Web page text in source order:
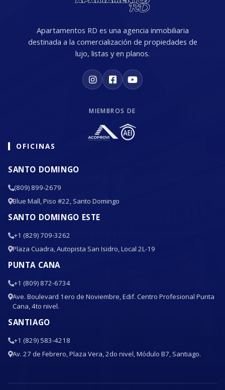
Apartamentos RD es una agencia inmobiliaria
destinada a la comercialización de propiedades de
lujo, listas y en planos.
MIEMBROS DE
OFICINAS
SANTO DOMINGO
(809) 899-2679
Blue Mall, Piso #22, Santo Domingo
SANTO DOMINGO ESTE
+1 (829) 709-3262
Plaza Cuadra, Autopista San Isidro, Local 2L-19
PUNTA CANA
+1 (809) 872-6734
Ave. Boulevard 1ero de Noviembre, Edif. Centro Profesional Punta
Cana, 4to nivel.
SANTIAGO
+1 (829) 583-4218
Av. 27 de Febrero, Plaza Vera, 2do nivel, Módulo B7, Santiago.